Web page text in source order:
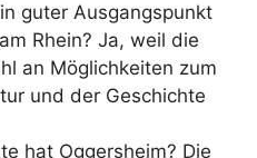
guter Ausgangspunkt
Rhein? Ja, weil die
an Möglichkeiten zum
und der Geschichte
hat Oggersheim? Die